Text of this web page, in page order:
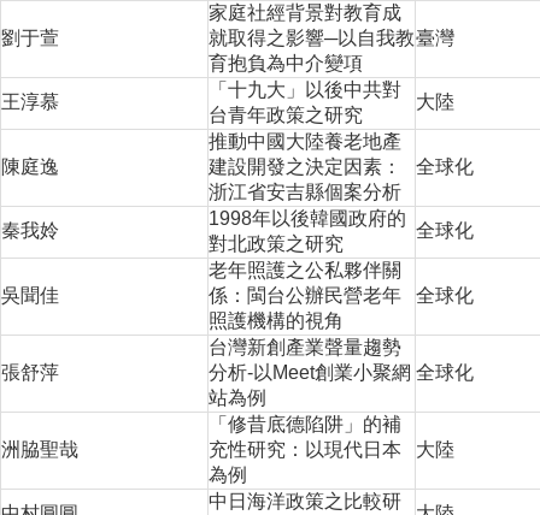
劉于萱
家庭社經背景對教育成
就取得之影響─以自我教
育抱負為中介變項
臺灣
王淳慕
「十九大」以後中共對
台青年政策之研究
大陸
陳庭逸
推動中國大陸養老地產
建設開發之決定因素：
浙江省安吉縣個案分析
全球化
秦我姈
1998年以後韓國政府的
對北政策之研究
全球化
吳聞佳
老年照護之公私夥伴關
係：閩台公辦民營老年
照護機構的視角
全球化
張舒萍
台灣新創產業聲量趨勢
分析-以Meet創業小聚網
站為例
全球化
洲脇聖哉
「修昔底德陷阱」的補
充性研究：以現代日本
為例
大陸
中日海洋政策之比較研